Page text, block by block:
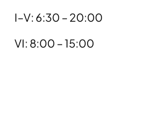
I–V: 6:30 – 20:00
VI: 8:00 – 15:00